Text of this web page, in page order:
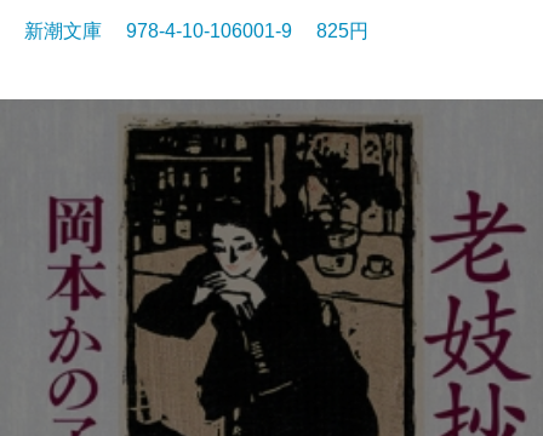
新潮文庫 978-4-10-106001-9 825円